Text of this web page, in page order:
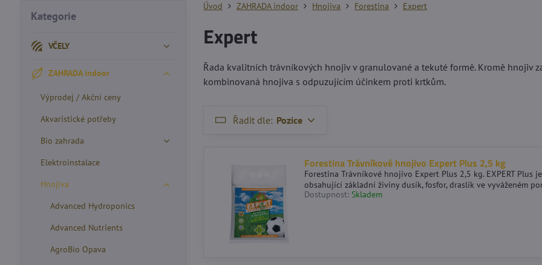
Úvod ZAHRADA indoor Hnojiva Forestina Expert
Expert
Řada kvalitních trávníkových hnojiv v granulované a tekuté formě. Kromě hnojiv
kombinovaná hnojiva s odpuzujícím účinkem proti krtkům.
Řadit dle: Pozice
Forestina Trávníkové hnojivo Expert Plus 2,5 kg
Forestina Trávníkové hnojivo Expert Plus 2,5 kg. EXPERT
obsahující základní živiny dusík, fosfor, draslík ve vyváženém
Dostupnost: Skladem
Kategorie
VČELY
ZAHRADA indoor
Výprodej / Akční ceny
Akvaristické potřeby
Bio zahrada
Elektroinstalace
Hnojiva
Advanced Hydroponics
Advanced Nutrients
AgroBio Opava